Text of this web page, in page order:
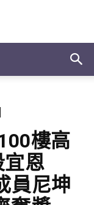
樓高
宜恩
員尼坤